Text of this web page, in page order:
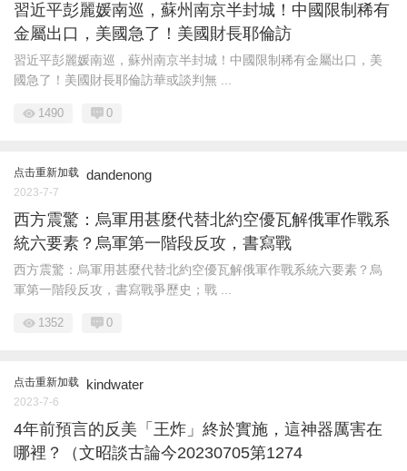
習近平彭麗媛南巡，蘇州南京半封城！中國限制稀有
金屬出口，美國急了！美國財長耶倫訪
習近平彭麗媛南巡，蘇州南京半封城！中國限制稀有金屬出口，美
國急了！美國財長耶倫訪華或談判無 ...
1490 0
点击重新加载 dandenong
2023-7-7
西方震驚：烏軍用甚麼代替北約空優瓦解俄軍作戰系
統六要素？烏軍第一階段反攻，書寫戰
西方震驚：烏軍用甚麼代替北約空優瓦解俄軍作戰系統六要素？烏
軍第一階段反攻，書寫戰爭歷史；戰 ...
1352 0
点击重新加载 kindwater
2023-7-6
4年前預言的反美「王炸」終於實施，這神器厲害在
哪裡？（文昭談古論今20230705第1274